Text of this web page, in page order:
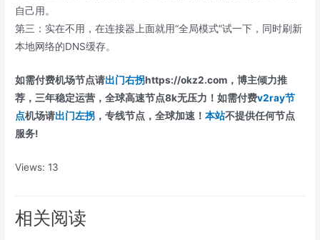
自己用。
第三：实在不用，在连接器上面就用“全局模式”试一下，同时刷新
本地网络的DNS缓存。
如需付费机场节点请出门右拐https://okz2.com，博主倾力推
荐，三年稳定运营，全球高速节点8k无压力！如需付费v2ray节
点机场请出门左拐 ，专线节点，全球加速！本站不提供任何节点
服务!
Views: 13
相关阅读